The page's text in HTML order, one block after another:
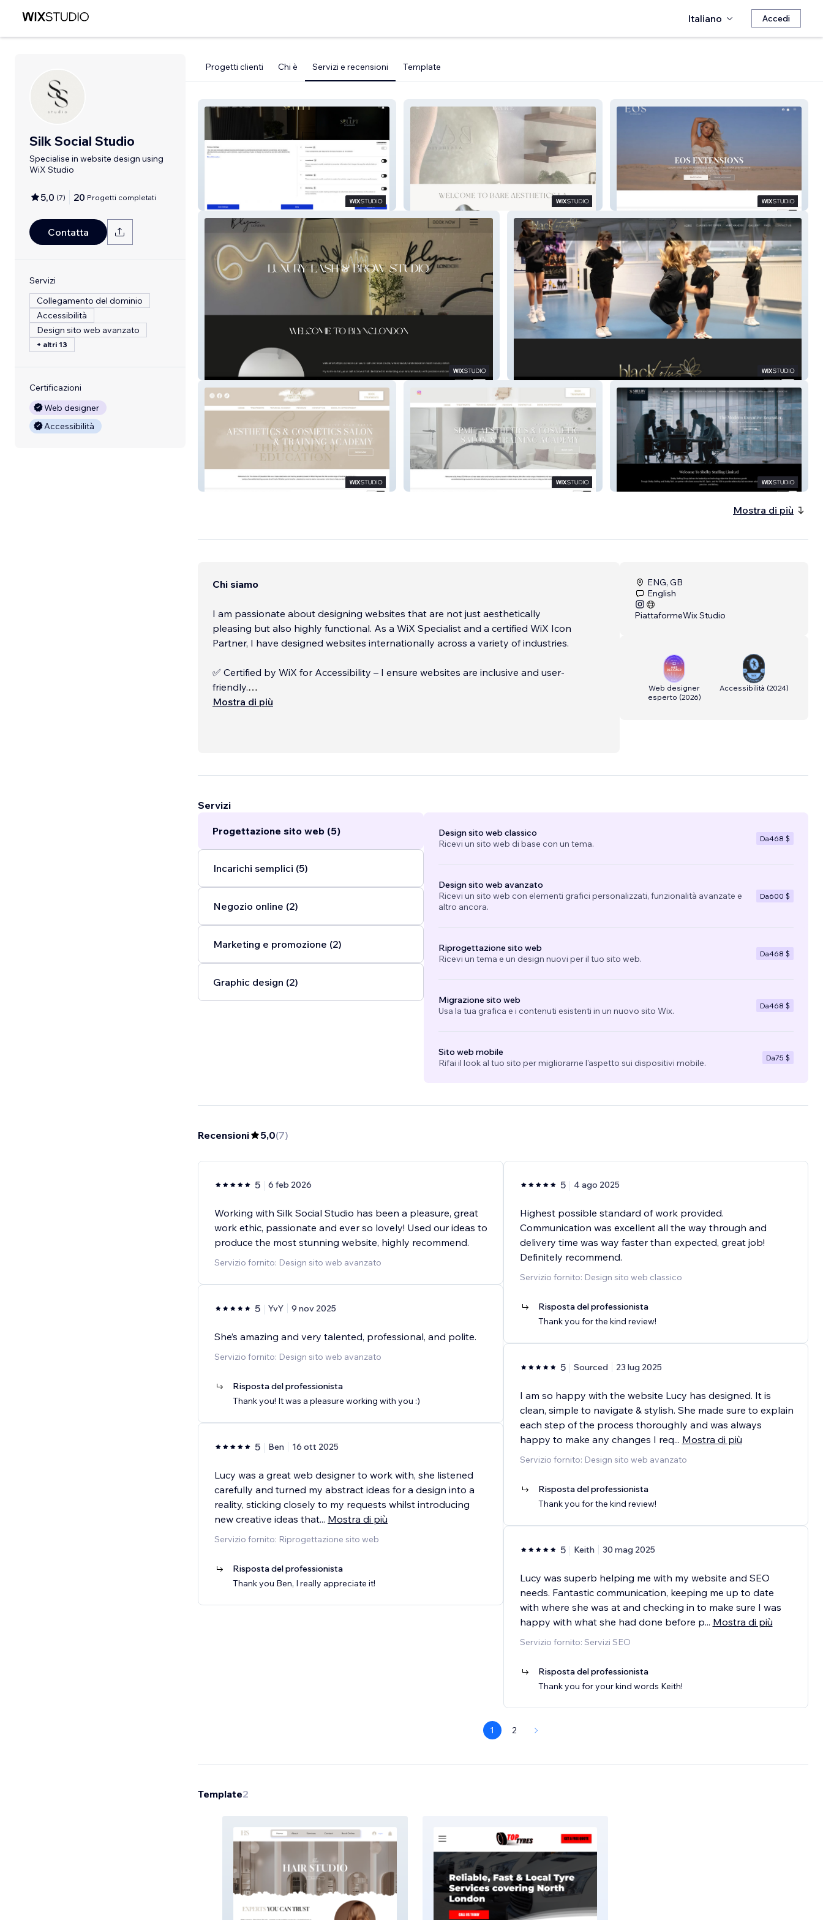
Italiano Accedi
Silk Social Studio
Specialise in website design using
WiX Studio
5,0 (7) 20 Progetti completati
Contatta
Servizi
Collegamento del dominio
Accessibilità
Design sito web avanzato
+ altri 13
Certificazioni
Web designer
Accessibilità
Progetti clienti Chi è Servizi e recensioni Template
SCULPT Academy Bare Aesthetics
BLYNC. LONDON
CA THE HOME OF EDUCATION By Amey LTD SHELBY STAFFING
Mostra di più
Chi siamo
I am passionate about designing websites that are not just aesthetically
pleasing but also highly functional. As a WiX Specialist and a certified WiX Icon
Partner, I have designed websites internationally across a variety of industries.
✅ Certified by WiX for Accessibility – I ensure websites are inclusive and user-
friendly.
✅ HubSpot SEO Certified – I build websites that are optimised for search
Mostra di più
ENG, GB
English
PiattaformeWix Studio
Web designer
esperto (2026)
Accessibilità (2024)
Servizi
Progettazione sito web (5)
Incarichi semplici (5)
Negozio online (2)
Marketing e promozione (2)
Graphic design (2)
Design sito web classico
Ricevi un sito web di base con un tema.
Da468 $
Design sito web avanzato
Ricevi un sito web con elementi grafici personalizzati, funzionalità avanzate e
altro ancora.
Da600 $
Riprogettazione sito web
Ricevi un tema e un design nuovi per il tuo sito web.
Da468 $
Migrazione sito web
Usa la tua grafica e i contenuti esistenti in un nuovo sito Wix.
Da468 $
Sito web mobile
Rifai il look al tuo sito per migliorarne l'aspetto sui dispositivi mobile.
Da75 $
Recensioni 5,0(7)
5 6 feb 2026
Working with Silk Social Studio has been a pleasure, great
work ethic, passionate and ever so lovely! Used our ideas to
produce the most stunning website, highly recommend.
Servizio fornito: Design sito web avanzato
5 YvY 9 nov 2025
She’s amazing and very talented, professional, and polite.
Servizio fornito: Design sito web avanzato
Risposta del professionista
Thank you! It was a pleasure working with you :)
5 Ben 16 ott 2025
Lucy was a great web designer to work with, she listened
carefully and turned my abstract ideas for a design into a
reality, sticking closely to my requests whilst introducing
new creative ideas that... Mostra di più
Servizio fornito: Riprogettazione sito web
Risposta del professionista
Thank you Ben, I really appreciate it!
5 4 ago 2025
Highest possible standard of work provided.
Communication was excellent all the way through and
delivery time was way faster than expected, great job!
Definitely recommend.
Servizio fornito: Design sito web classico
Risposta del professionista
Thank you for the kind review!
5 Sourced 23 lug 2025
I am so happy with the website Lucy has designed. It is
clean, simple to navigate & stylish. She made sure to explain
each step of the process thoroughly and was always
happy to make any changes I req... Mostra di più
Servizio fornito: Design sito web avanzato
Risposta del professionista
Thank you for the kind review!
5 Keith 30 mag 2025
Lucy was superb helping me with my website and SEO
needs. Fantastic communication, keeping me up to date
with where she was at and checking in to make sure I was
happy with what she had done before p... Mostra di più
Servizio fornito: Servizi SEO
Risposta del professionista
Thank you for your kind words Keith!
1 2
Template2